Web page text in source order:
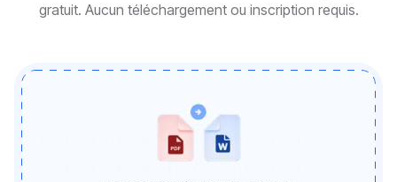
gratuit. Aucun téléchargement ou inscription requis.